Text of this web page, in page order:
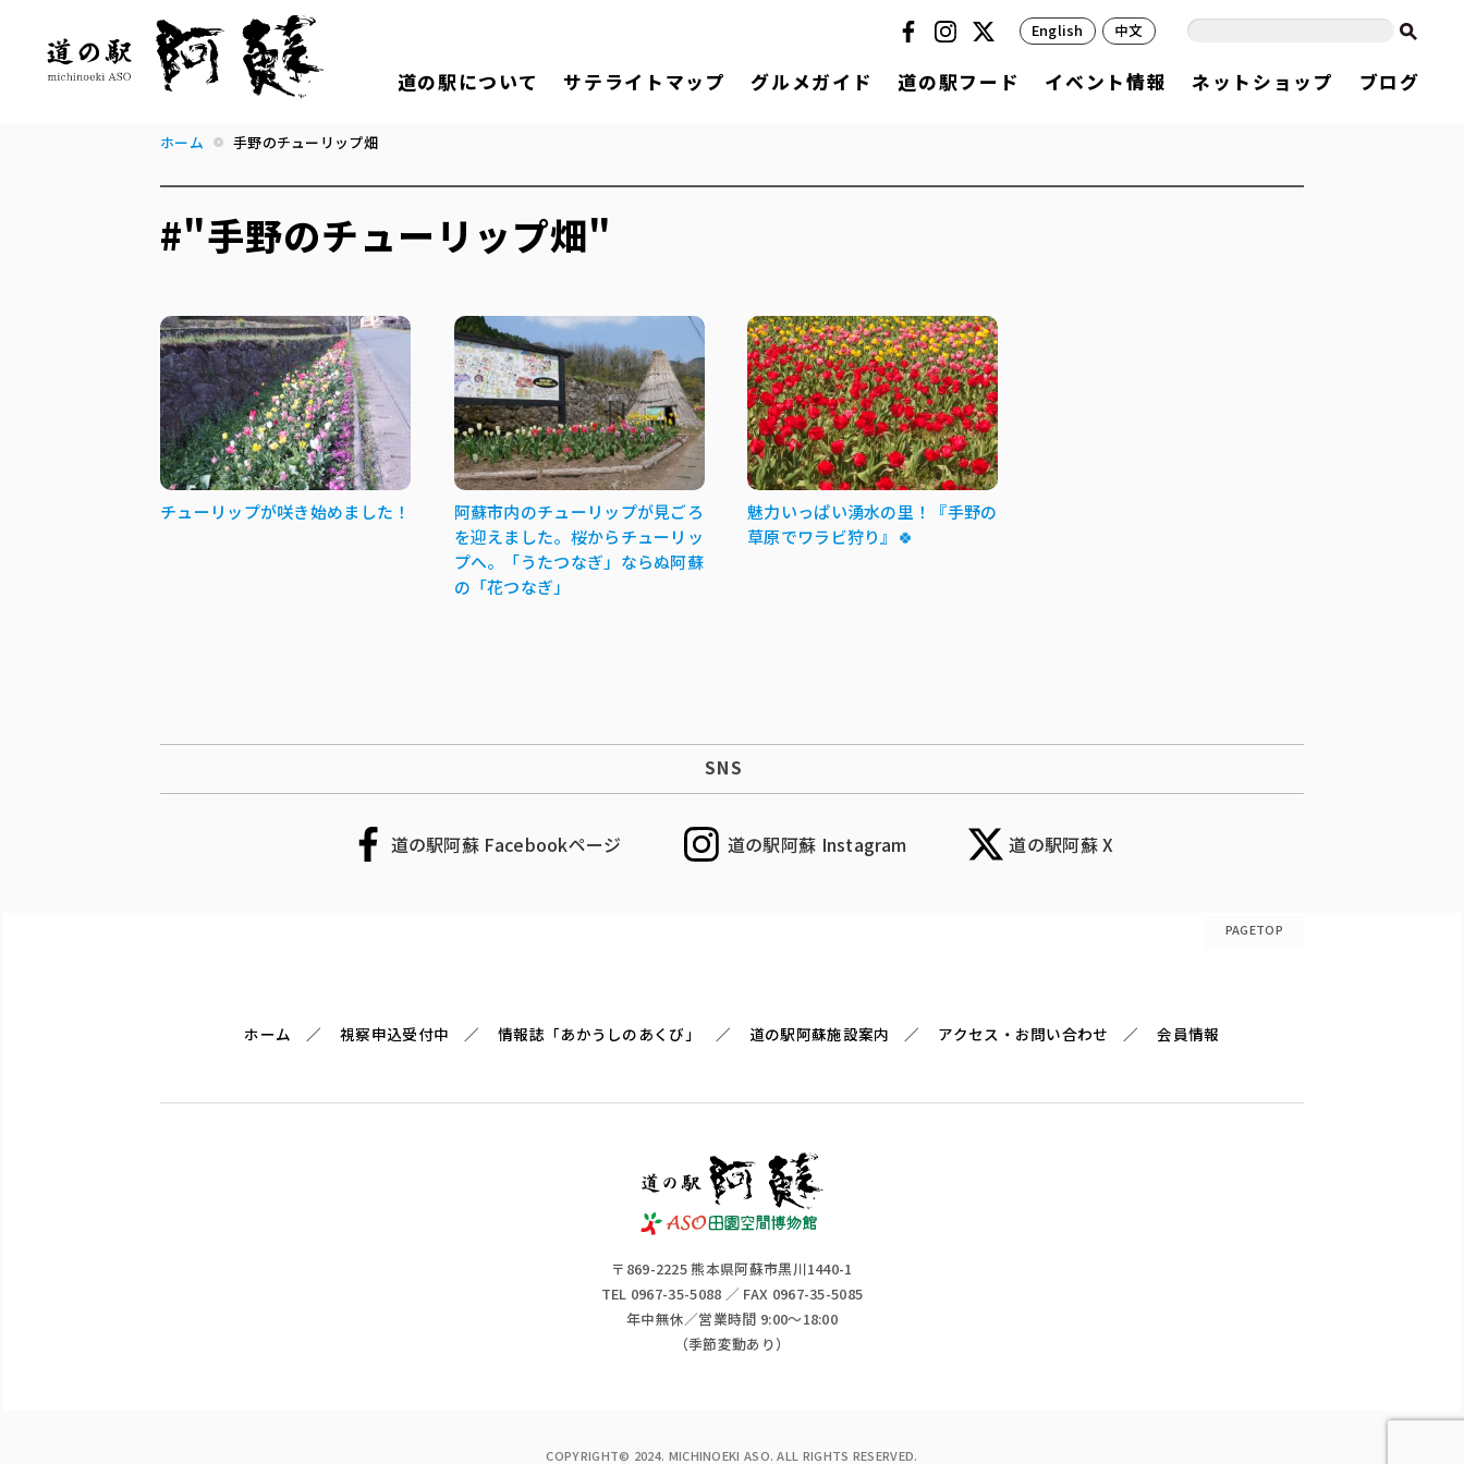
道の駅について サテライトマップ グルメガイド 道の駅フード イベント情報 ネットショップ ブログ
English 中文
ホーム 手野のチューリップ畑
#"手野のチューリップ畑"
チューリップが咲き始めました！
阿蘇市内のチューリップが見ごろ
を迎えました。桜からチューリッ
プへ。「うたつなぎ」ならぬ阿蘇
の「花つなぎ」
魅力いっぱい湧水の里！『手野の
草原でワラビ狩り』🍀
SNS
道の駅阿蘇 Facebookページ 道の駅阿蘇 Instagram 道の駅阿蘇 X
PAGETOP
ホーム 視察申込受付中 情報誌「あかうしのあくび」 道の駅阿蘇施設案内 アクセス・お問い合わせ 会員情報
〒869-2225 熊本県阿蘇市黒川1440-1
TEL 0967-35-5088 ／ FAX 0967-35-5085
年中無休／営業時間 9:00～18:00
（季節変動あり）
COPYRIGHT© 2024. MICHINOEKI ASO. ALL RIGHTS RESERVED.